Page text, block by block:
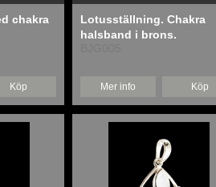
chakra
Köp
Lotusställning. Chakra
halsband i brons.
Mer info Köp